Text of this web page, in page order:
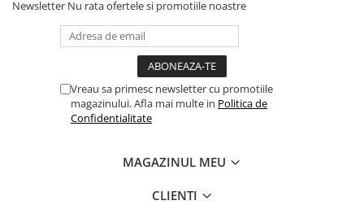
Newsletter Nu rata ofertele si promotiile noastre
Vreau sa primesc newsletter cu promotiile
magazinului. Afla mai multe in Politica de
Confidentialitate
MAGAZINUL MEU
CLIENTI